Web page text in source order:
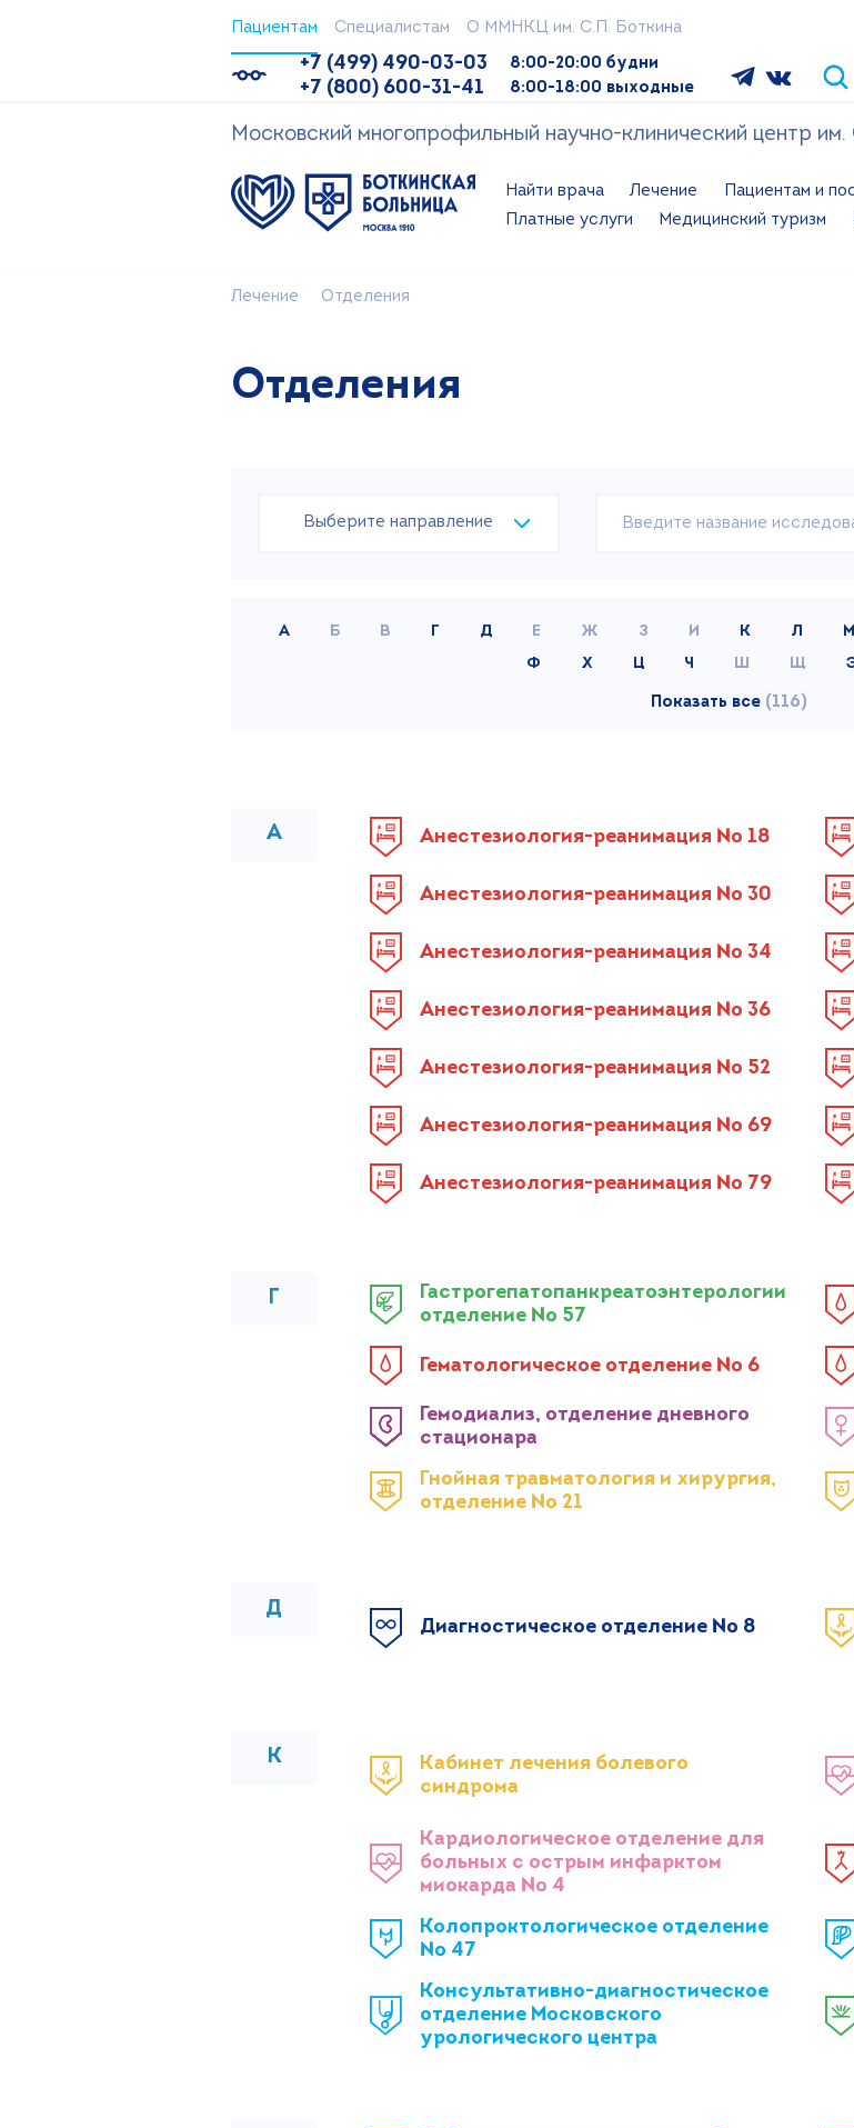
Пациентам Специалистам О ММНКЦ им. С.П. Боткина
+7 (499) 490-03-03
+7 (800) 600-31-41
8:00-20:00 будни
8:00-18:00 выходные
Московский многопрофильный научно-клинический центр
Найти врача Лечение
Пациентам и
Платные услуги
Медицинский туризм
Лечение Отделения
Отделения
Выберите направление
Показать все (116)
А Б В Г Д Е Ж З И К Л М
Ф
Х Ц Ч Ш Щ
А Анестезиология-реанимация № 18
Анестезиология-реанимация № 30
Анестезиология-реанимация № 34
Анестезиология-реанимация № 36
Анестезиология-реанимация № 52
Анестезиология-реанимация № 69
Анестезиология-реанимация № 79
Г
Гастрогепатопанкреатоэнтерологии
отделение № 57
Гематологическое отделение № 6
Гемодиализ, отделение дневного
стационара
Гнойная травматология и хирургия,
отделение № 21
Д
Диагностическое отделение № 8
К
Кабинет лечения болевого
синдрома
Кардиологическое отделение для
больных с острым инфарктом
миокарда № 4
Колопроктологическое отделение
№ 47
Консультативно-диагностическое
отделение Московского
урологического центра